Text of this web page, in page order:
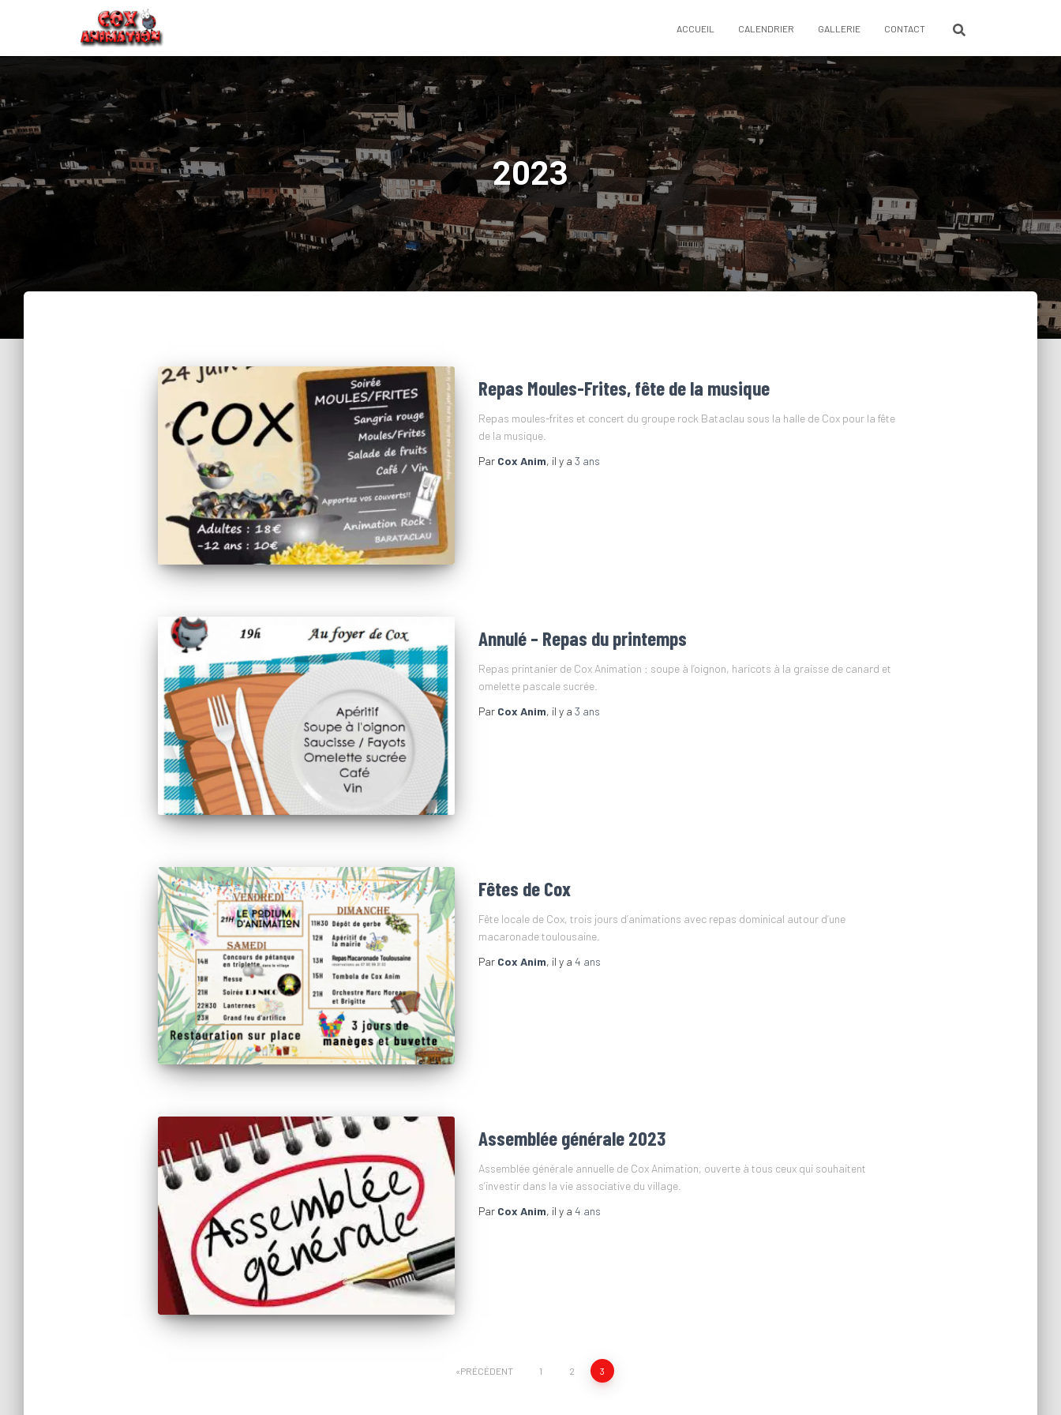
ACCUEIL CALENDRIER GALLERIE CONTACT
2023
Repas Moules-Frites, fête de la musique
Repas moules-frites et concert du groupe rock Bataclau sous la halle de Cox pour la fête
de la musique.
Par Cox Anim, il y a 3 ans
Annulé – Repas du printemps
Repas printanier de Cox Animation : soupe à l’oignon, haricots à la graisse de canard et
omelette pascale sucrée.
Par Cox Anim, il y a 3 ans
Fêtes de Cox
Fête locale de Cox, trois jours d’animations avec repas dominical autour d’une
macaronade toulousaine.
Par Cox Anim, il y a 4 ans
Assemblée générale 2023
Assemblée générale annuelle de Cox Animation, ouverte à tous ceux qui souhaitent
s’investir dans la vie associative du village.
Par Cox Anim, il y a 4 ans
PRÉCÉDENT 1 2 3